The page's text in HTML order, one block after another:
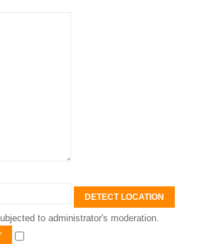
DETECT LOCATION
to administrator's moderation.